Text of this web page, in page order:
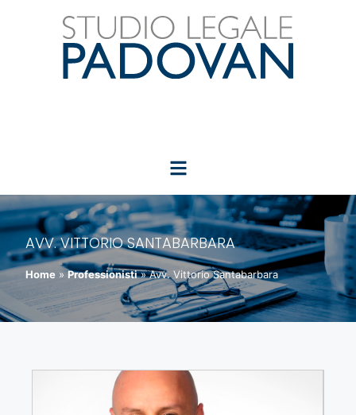
AVV. VITTORIO SANTABARBARA
Home » Professionisti » Avv. Vittorio Santabarbara